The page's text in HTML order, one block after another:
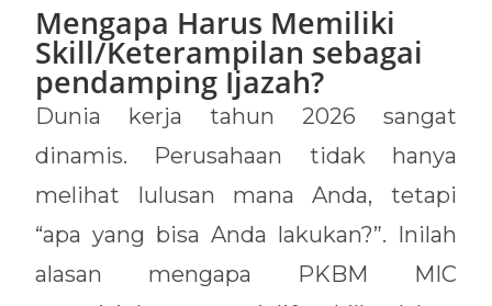
Mengapa Harus Memiliki
Skill/Keterampilan sebagai
pendamping Ijazah?
Dunia kerja tahun 2026 sangat
dinamis. Perusahaan tidak hanya
melihat lulusan mana Anda, tetapi
“apa yang bisa Anda lakukan?”. Inilah
alasan mengapa PKBM MIC